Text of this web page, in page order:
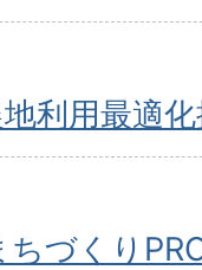
利用最適
づくり